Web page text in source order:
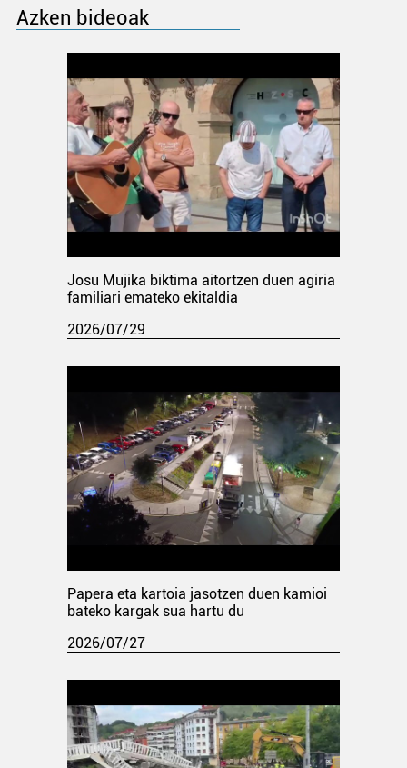
Azken bideoak
Josu Mujika biktima aitortzen duen agiria
familiari emateko ekitaldia
2026/07/29
Papera eta kartoia jasotzen duen kamioi
bateko kargak sua hartu du
2026/07/27